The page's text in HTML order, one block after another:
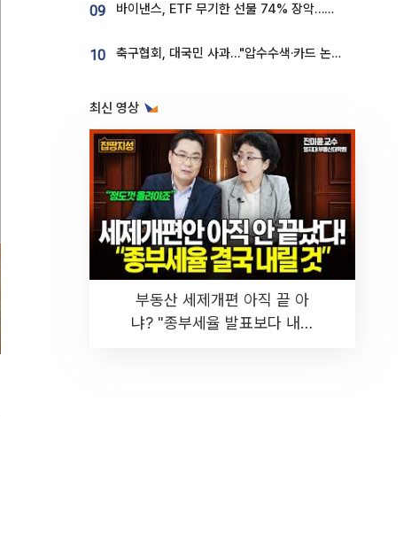
09 바이낸스, ETF 무기한 선물 74% 장악…한국 레버리지 ETF 거래 급증 [e가상자산]
10 축구협회, 대국민 사과…"압수수색·카드 논란 사죄, 강도 높은 쇄신"
최신 영상
부동산 세제개편 아직 끝 아
냐? "종부세율 발표보다 내릴